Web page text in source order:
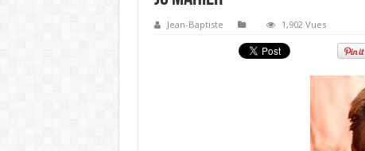
Jean-Baptiste 1,902 Vues